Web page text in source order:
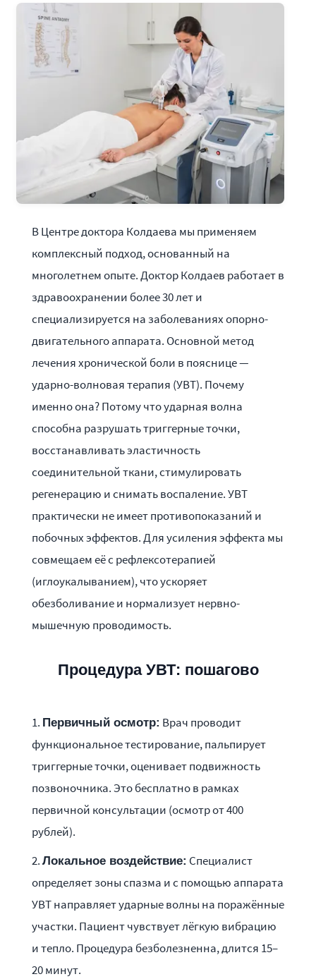
В Центре доктора Колдаева мы применяем
комплексный подход, основанный на
многолетнем опыте. Доктор Колдаев работает в
здравоохранении более 30 лет и
специализируется на заболеваниях опорно-
двигательного аппарата. Основной метод
лечения хронической боли в пояснице —
ударно-волновая терапия (УВТ). Почему
именно она? Потому что ударная волна
способна разрушать триггерные точки,
восстанавливать эластичность
соединительной ткани, стимулировать
регенерацию и снимать воспаление. УВТ
практически не имеет противопоказаний и
побочных эффектов. Для усиления эффекта мы
совмещаем её с рефлексотерапией
(иглоукалыванием), что ускоряет
обезболивание и нормализует нервно-
мышечную проводимость.
Процедура УВТ: пошагово
Первичный осмотр: Врач проводит
функциональное тестирование, пальпирует
триггерные точки, оценивает подвижность
позвоночника. Это бесплатно в рамках
первичной консультации (осмотр от 400
рублей).
Локальное воздействие: Специалист
определяет зоны спазма и с помощью аппарата
УВТ направляет ударные волны на поражённые
участки. Пациент чувствует лёгкую вибрацию
и тепло. Процедура безболезненна, длится 15–
20 минут.